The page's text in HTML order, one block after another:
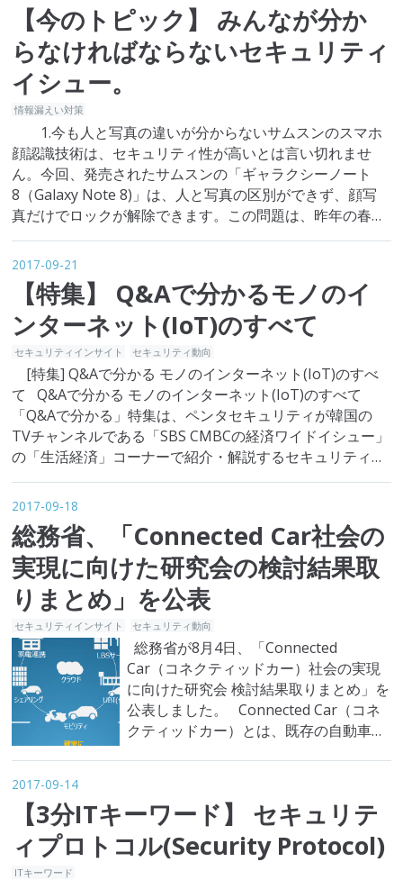
【今のトピック】 みんなが分か
らなければならないセキュリティ
イシュー。
情報漏えい対策
1.今も人と写真の違いが分からないサムスンのスマホ
顔認識技術は、セキュリティ性が高いとは言い切れませ
ん。今回、発売されたサムスンの「ギャラクシーノート
8（Galaxy Note 8)」は、人と写真の区別ができず、顔写
真だけでロックが解除できます。この問題は、昨年の春に
公開された「ギャラクシーS8」をローンチングする時にも
熱い議論を巻き起こりました。 顔認識技術を、本格的にセ
キ…
2017-09-21
【特集】 Q&Aで分かるモノのイ
ンターネット(IoT)のすべて
セキュリティインサイト セキュリティ動向
[特集] Q&Aで分かる モノのインターネット(IoT)のすべ
て Q&Aで分かる モノのインターネット(IoT)のすべて
「Q&Aで分かる」特集は、ペンタセキュリティが韓国の
TVチャンネルである「SBS CMBCの経済ワイドイシュー」
の「生活経済」コーナーで紹介・解説するセキュリティ関
連の内容をまとめて、提供する記事です。モノのインター
ネット(IoT)セキュリテ…
2017-09-18
総務省、「Connected Car社会の
実現に向けた研究会の検討結果取
りまとめ」を公表
セキュリティインサイト セキュリティ動向
総務省が8月4日、「Connected
Car（コネクティッドカー）社会の実現
に向けた研究会 検討結果取りまとめ」を
公表しました。 Connected Car（コネ
クティッドカー）とは、既存の自動車技
状況をリアルタイムで認識し人の便利性
や安全性などを提供する、新技術を導入
した…
2017-09-14
【3分ITキーワード】 セキュリテ
ィプロトコル(Security Protocol)
ITキーワード